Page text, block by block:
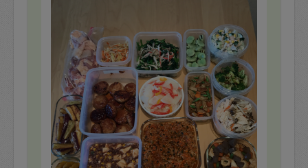
かぼちゃもち
じゃがいもとブロッコリーのカレーソテー（大人用）
ブロッコリーのおかか和え
鮭と空豆の炊き込みご飯
キャラメルポテト
照り焼きつくね
コーン入り麻婆豆腐
ミートソース
ピラフのもと
唐揚げ（しょうゆ、下味）